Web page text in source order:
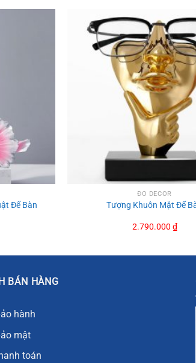
Để Bàn
ĐỒ DECOR
Tượng Khuôn Mặt Để
2.790.000 ₫
BÁN HÀNG
hành
mật
toán